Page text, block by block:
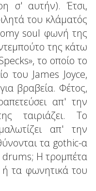
σ' αυτήν). Έτσι,
του κλάματός
soul φωνή της
της κάτω
το οποίο το
του James Joyce,
βραβεία. Φέτος,
απ' την
ταιριάζει. Το
απ' την
τα gothic-α
Η τρομπέτα
τα φωνητικά του